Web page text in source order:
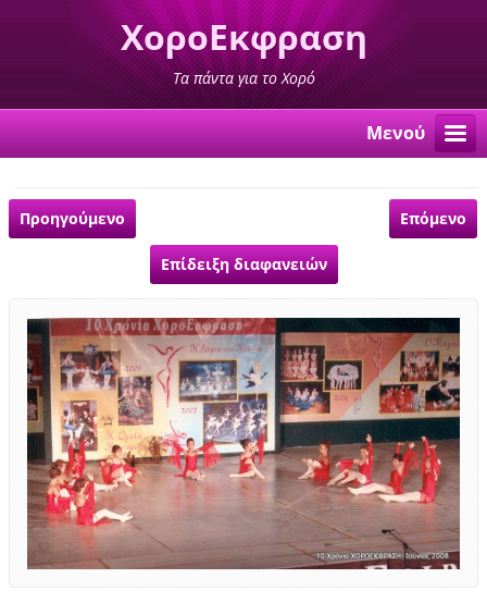
ΧοροΕκφραση
Τα πάντα για το Χορό
Μενού
Προηγούμενο Επόμενο
Επίδειξη διαφανειών